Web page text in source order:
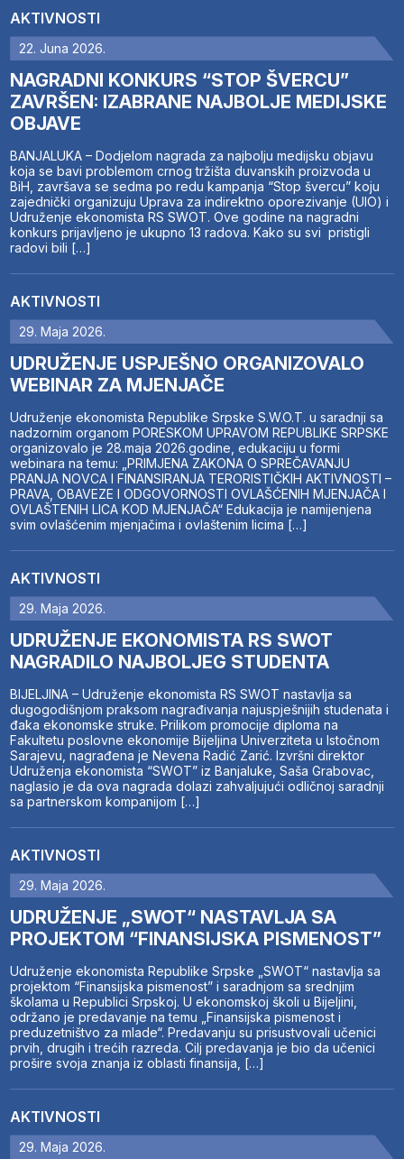
AKTIVNOSTI
22. Juna 2026.
NAGRADNI KONKURS “STOP ŠVERCU”
ZAVRŠEN: IZABRANE NAJBOLJE MEDIJSKE
OBJAVE
BANJALUKA – Dodjelom nagrada za najbolju medijsku objavu
koja se bavi problemom crnog tržišta duvanskih proizvoda u
BiH, završava se sedma po redu kampanja “Stop švercu” koju
zajednički organizuju Uprava za indirektno oporezivanje (UIO) i
Udruženje ekonomista RS SWOT. Ove godine na nagradni
konkurs prijavljeno je ukupno 13 radova. Kako su svi pristigli
radovi bili […]
AKTIVNOSTI
29. Maja 2026.
UDRUŽENJE USPJEŠNO ORGANIZOVALO
WEBINAR ZA MJENJAČE
Udruženje ekonomista Republike Srpske S.W.O.T. u saradnji sa
nadzornim organom PORESKOM UPRAVOM REPUBLIKE SRPSKE
organizovalo je 28.maja 2026.godine, edukaciju u formi
webinara na temu: „PRIMJENA ZAKONA O SPREČAVANJU
PRANJA NOVCA I FINANSIRANJA TERORISTIČKIH AKTIVNOSTI –
PRAVA, OBAVEZE I ODGOVORNOSTI OVLAŠĆENIH MJENJAČA I
OVLAŠTENIH LICA KOD MJENJAČA“ Edukacija je namijenjena
svim ovlašćenim mjenjačima i ovlaštenim licima […]
AKTIVNOSTI
29. Maja 2026.
UDRUŽENJE EKONOMISTA RS SWOT
NAGRADILO NAJBOLJEG STUDENTA
BIJELJINA – Udruženje ekonomista RS SWOT nastavlja sa
dugogodišnjom praksom nagrađivanja najuspješnijih studenata i
đaka ekonomske struke. Prilikom promocije diploma na
Fakultetu poslovne ekonomije Bijeljina Univerziteta u Istočnom
Sarajevu, nagrađena je Nevena Radić Zarić. Izvršni direktor
Udruženja ekonomista “SWOT” iz Banjaluke, Saša Grabovac,
naglasio je da ova nagrada dolazi zahvaljujući odličnoj saradnji
sa partnerskom kompanijom […]
AKTIVNOSTI
29. Maja 2026.
UDRUŽENJE „SWOT“ NASTAVLJA SA
PROJEKTOM “FINANSIJSKA PISMENOST”
Udruženje ekonomista Republike Srpske „SWOT“ nastavlja sa
projektom “Finansijska pismenost” i saradnjom sa srednjim
školama u Republici Srpskoj. U ekonomskoj školi u Bijeljini,
održano je predavanje na temu „Finansijska pismenost i
preduzetništvo za mlade“. Predavanju su prisustvovali učenici
prvih, drugih i trećih razreda. Cilj predavanja je bio da učenici
prošire svoja znanja iz oblasti finansija, […]
AKTIVNOSTI
29. Maja 2026.